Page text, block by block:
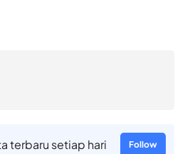
terbaru setiap hari Follow